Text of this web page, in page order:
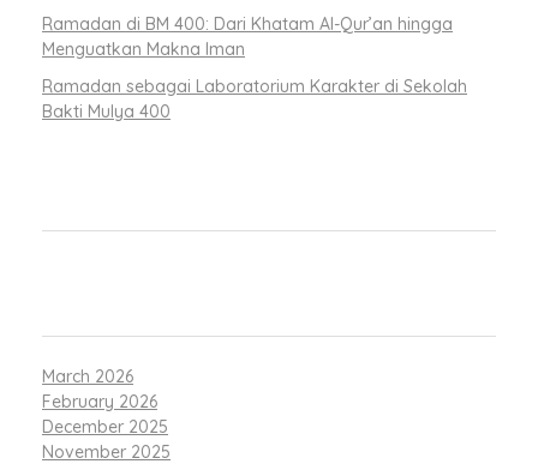
Ramadan di BM 400: Dari Khatam Al-Qur’an hingga
Menguatkan Makna Iman
Ramadan sebagai Laboratorium Karakter di Sekolah
Bakti Mulya 400
March 2026
February 2026
December 2025
November 2025